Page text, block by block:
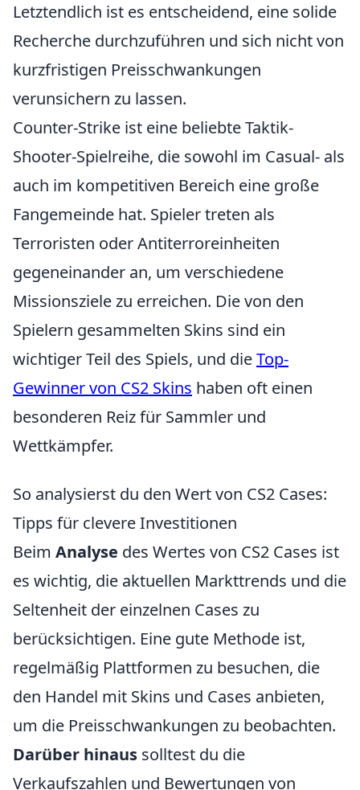
Letztendlich ist es entscheidend, eine solide
Recherche durchzuführen und sich nicht von
kurzfristigen Preisschwankungen
verunsichern zu lassen.
Counter-Strike ist eine beliebte Taktik-
Shooter-Spielreihe, die sowohl im Casual- als
auch im kompetitiven Bereich eine große
Fangemeinde hat. Spieler treten als
Terroristen oder Antiterroreinheiten
gegeneinander an, um verschiedene
Missionsziele zu erreichen. Die von den
Spielern gesammelten Skins sind ein
wichtiger Teil des Spiels, und dieTop-
Gewinner von CS2 Skins haben oft einen
besonderen Reiz für Sammler und
Wettkämpfer.
So analysierst du den Wert von CS2 Cases:
Tipps für clevere Investitionen
Beim Analyse des Wertes von CS2 Cases ist
es wichtig, die aktuellen Markttrends und die
Seltenheit der einzelnen Cases zu
berücksichtigen. Eine gute Methode ist,
regelmäßig Plattformen zu besuchen, die
den Handel mit Skins und Cases anbieten,
um die Preisschwankungen zu beobachten.
Darüber hinaus solltest du die
Verkaufszahlen und Bewertungen von